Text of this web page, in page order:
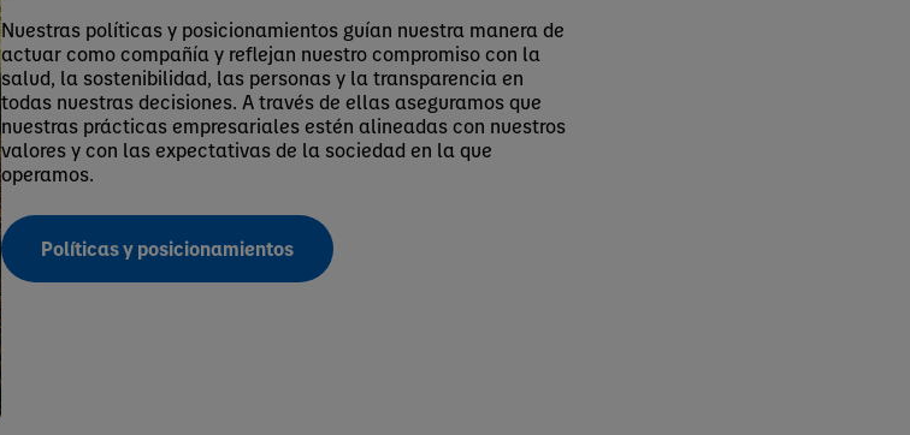
Nuestras políticas y posicionamientos guían nuestra manera de
actuar como compañía y reflejan nuestro compromiso con la
salud, la sostenibilidad, las personas y la transparencia en
todas nuestras decisiones. A través de ellas aseguramos que
nuestras prácticas empresariales estén alineadas con nuestros
valores y con las expectativas de la sociedad en la que
operamos.
Políticas y posicionamientos